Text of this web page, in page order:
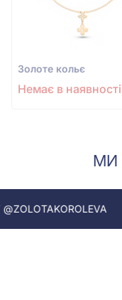
Золоте кольє
Немає в наявності
МИ